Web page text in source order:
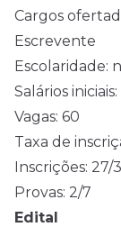
Cargos
Escrevente
Escolaridade:
Salários
Vagas: 60
Taxa de
Inscrições: 27/
Provas: 2/7
Edital